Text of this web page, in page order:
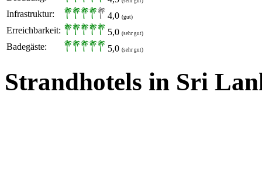
Infrastruktur: 4,0 (gut)
Erreichbarkeit: 5,0 (sehr gut)
Badegäste: 5,0 (sehr gut)
Strandhotels in Sri